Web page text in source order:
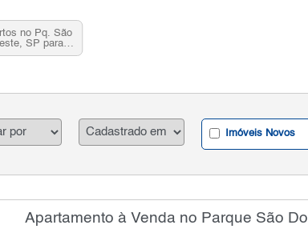
no Pq. São
SP para
Imóveis Novos
Apartamento à Venda no Parque São